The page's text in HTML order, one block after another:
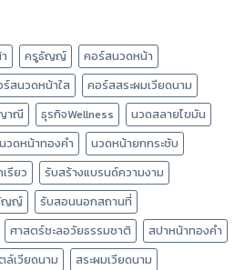
ครูธัญญ์
คอร์สนวดหน้า
สนวดหน้าใส
คอร์สสระผมเวียดนาม
าณี ธุรกิจWellness
นวดสลายไขมัน
นวดหน้าทองคำ
นวดหน้ายกกระชับ
รียว
รับสร้างแบรนด์ความงาม
ญญ์
รับสอนนอกสถานที่
ศาสตร์ชะลอวัยธรรมชาติ
สปาหน้าทองคำ
ล์เวียดนาม
สระผมเวียดนาม